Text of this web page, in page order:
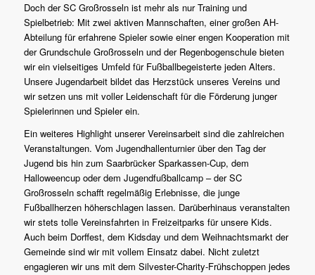
Doch der SC Großrosseln ist mehr als nur Training und
Spielbetrieb: Mit zwei aktiven Mannschaften, einer großen AH-
Abteilung für erfahrene Spieler sowie einer engen Kooperation mit
der Grundschule Großrosseln und der Regenbogenschule bieten
wir ein vielseitiges Umfeld für Fußballbegeisterte jeden Alters.
Unsere Jugendarbeit bildet das Herzstück unseres Vereins und
wir setzen uns mit voller Leidenschaft für die Förderung junger
Spielerinnen und Spieler ein.
Ein weiteres Highlight unserer Vereinsarbeit sind die zahlreichen
Veranstaltungen. Vom Jugendhallenturnier über den Tag der
Jugend bis hin zum Saarbrücker Sparkassen-Cup, dem
Halloweencup oder dem Jugendfußballcamp – der SC
Großrosseln schafft regelmäßig Erlebnisse, die junge
Fußballherzen höherschlagen lassen. Darüberhinaus veranstalten
wir stets tolle Vereinsfahrten in Freizeitparks für unsere Kids.
Auch beim Dorffest, dem Kidsday und dem Weihnachtsmarkt der
Gemeinde sind wir mit vollem Einsatz dabei. Nicht zuletzt
engagieren wir uns mit dem Silvester-Charity-Frühschoppen jedes